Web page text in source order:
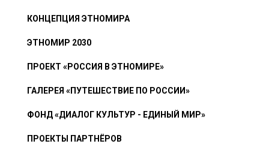
КОНЦЕПЦИЯ ЭТНОМИРА
ЭТНОМИР 2030
ПРОЕКТ «РОССИЯ В ЭТНОМИРЕ»
ГАЛЕРЕЯ «ПУТЕШЕСТВИЕ ПО РОССИИ»
ФОНД «ДИАЛОГ КУЛЬТУР - ЕДИНЫЙ МИР»
ПРОЕКТЫ ПАРТНЁРОВ